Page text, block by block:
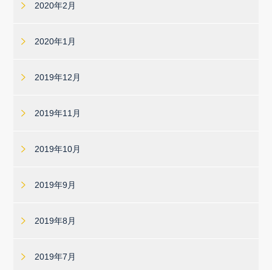
2020年2月
2020年1月
2019年12月
2019年11月
2019年10月
2019年9月
2019年8月
2019年7月